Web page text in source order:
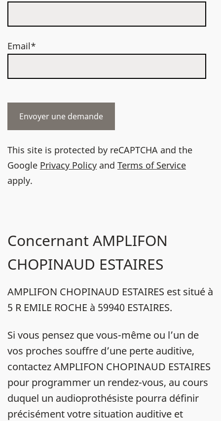
Email*
This site is protected by reCAPTCHA and the
Google Privacy Policy and Terms of Service
apply.
Concernant AMPLIFON
CHOPINAUD ESTAIRES
AMPLIFON CHOPINAUD ESTAIRES est situé à
5 R EMILE ROCHE à 59940 ESTAIRES.
Si vous pensez que vous-même ou l’un de
vos proches souffre d’une perte auditive,
contactez AMPLIFON CHOPINAUD ESTAIRES
pour programmer un rendez-vous, au cours
duquel un audioprothésiste pourra définir
précisément votre situation auditive et